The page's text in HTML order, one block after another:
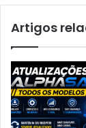
Artigos